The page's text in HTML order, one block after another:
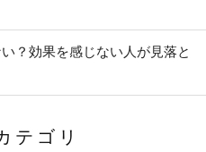
？効果を感じない人が見落と
テゴリ